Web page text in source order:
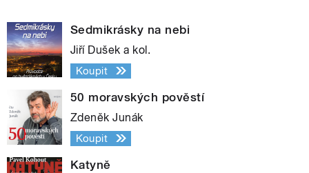
Sedmikrásky na nebi
Jiří Dušek a kol.
Koupit
50 moravských pověstí
Zdeněk Junák
Koupit
Katyně